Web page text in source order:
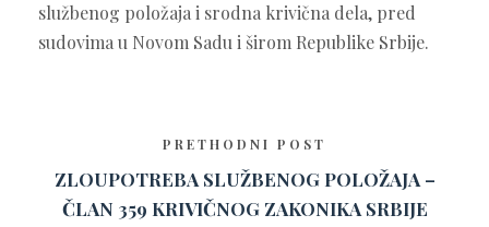
službenog položaja i srodna krivična dela, pred
sudovima u Novom Sadu i širom Republike Srbije.
PRETHODNI POST
ZLOUPOTREBA SLUŽBENOG POLOŽAJA –
ČLAN 359 KRIVIČNOG ZAKONIKA SRBIJE